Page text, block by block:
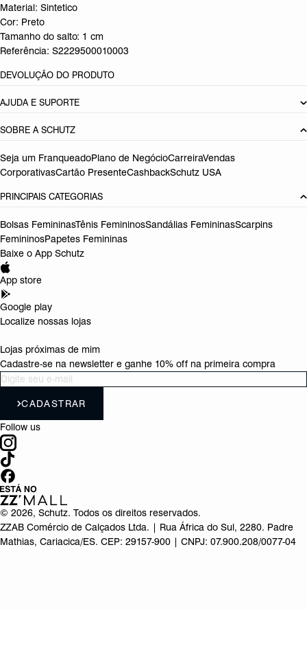
Material: Sintetico
Cor: Preto
Tamanho do salto: 1 cm
Referência: S2229500010003
DEVOLUÇÃO DO PRODUTO
AJUDA E SUPORTE
SOBRE A SCHUTZ
Seja um FranqueadoPlano de NegócioCarreiraVendas
CorporativasCartão PresenteCashbackSchutz USA
PRINCIPAIS CATEGORIAS
Bolsas FemininasTênis FemininosSandálias FemininasScarpins
FemininosPapetes Femininas
Baixe o App Schutz
App store
Google play
Localize nossas lojas
Lojas próximas de mim
Cadastre-se na newsletter e ganhe 10% off na primeira compra
CADASTRAR
Follow us
© 2026, Schutz. Todos os direitos reservados.
ZZAB Comércio de Calçados Ltda. | Rua África do Sul, 2280. Padre
Mathias, Cariacica/ES. CEP: 29157-900 | CNPJ: 07.900.208/0077-04